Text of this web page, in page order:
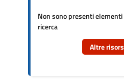
Non sono presenti
ricerca
Altre